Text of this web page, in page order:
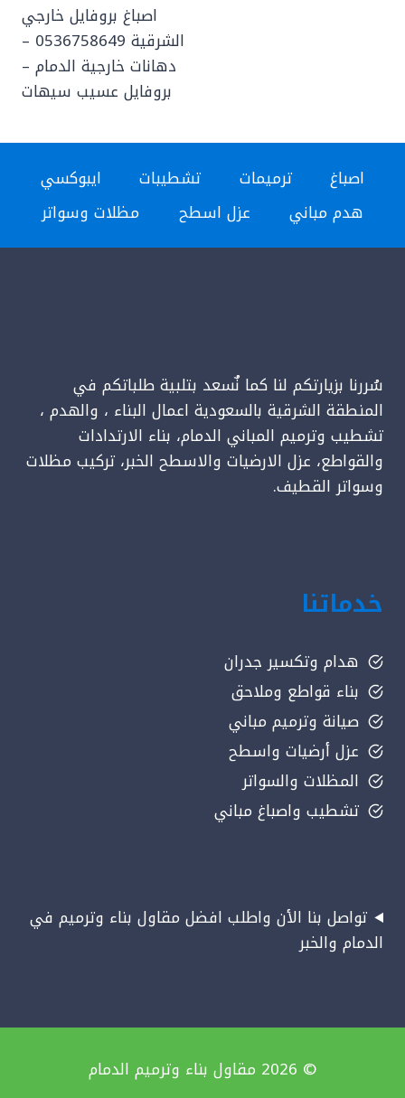
اصباغ بروفايل خارجي
الشرقية 0536758649 –
دهانات خارجية الدمام –
بروفايل عسيب سيهات
اصباغ ترميمات تشطيبات
ايبوكسي
هدم مباني
عزل اسطح مظلات وسواتر
سُررنا بزيارتكم لنا كما نٌسعد بتلبية طلباتكم في
المنطقة الشرقية بالسعودية اعمال البناء ، والهدم ،
تشطيب وترميم المباني الدمام، بناء الارتدادات
والقواطع، عزل الارضيات والاسطح الخبر، تركيب مظلات
وسواتر القطيف.
خدماتنا
هدام وتكسير جدران
بناء قواطع وملاحق
صيانة وترميم مباني
عزل أرضيات واسطح
المظلات والسواتر
تشطيب واصباغ مباني
تواصل بنا الأن واطلب افضل مقاول بناء وترميم في
الدمام والخبر
© 2026 مقاول بناء وترميم الدمام